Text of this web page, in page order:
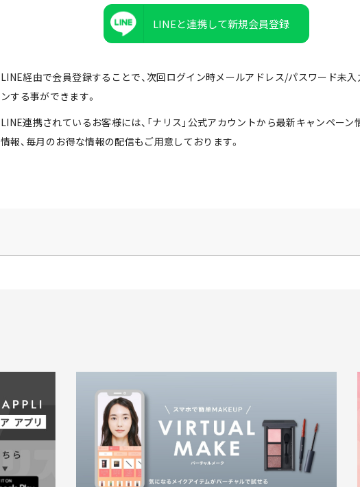
LINEと連携して新規会員登録
LINE経由で会員登録することで、次回ログイン時メールアドレス/パスワード未入
ンする事ができます。
LINE連携されているお客様には、「ナリス」公式アカウントから最新キャンペーン
情報、毎月のお得な情報の配信もご用意しております。